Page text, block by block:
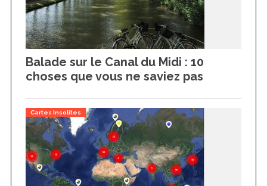
Balade sur le Canal du Midi : 10
choses que vous ne saviez pas
Cartes Insolites